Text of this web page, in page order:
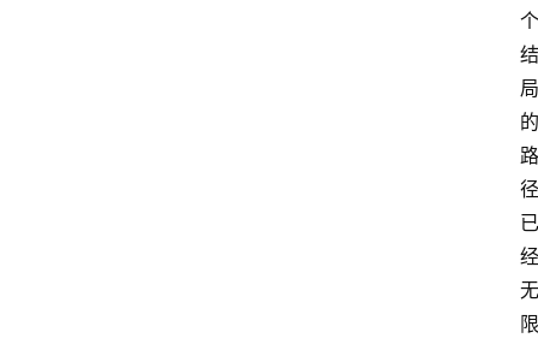
个
结
局
的
路
径
已
经
无
限